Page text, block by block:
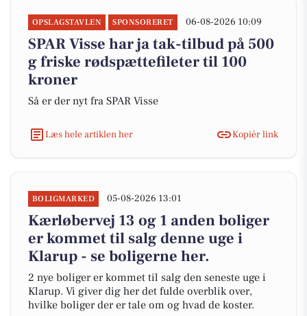
OPSLAGSTAVLEN SPONSORERET 06-08-2026 10:09
SPAR Visse har ja tak-tilbud på 500
g friske rødspættefileter til 100
kroner
Så er der nyt fra SPAR Visse
Læs hele artiklen her Kopiér link
BOLIGMARKED 05-08-2026 13:01
Kærløbervej 13 og 1 anden boliger
er kommet til salg denne uge i
Klarup - se boligerne her.
2 nye boliger er kommet til salg den seneste uge i
Klarup. Vi giver dig her det fulde overblik over,
hvilke boliger der er tale om og hvad de koster.